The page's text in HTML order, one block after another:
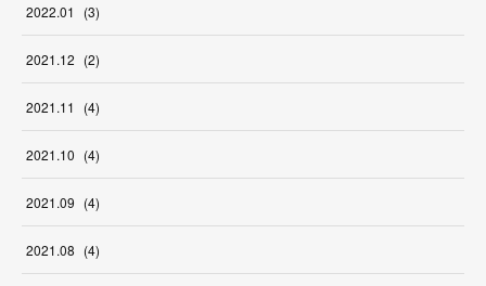
2022.01 (3)
2021.12 (2)
2021.11 (4)
2021.10 (4)
2021.09 (4)
2021.08 (4)